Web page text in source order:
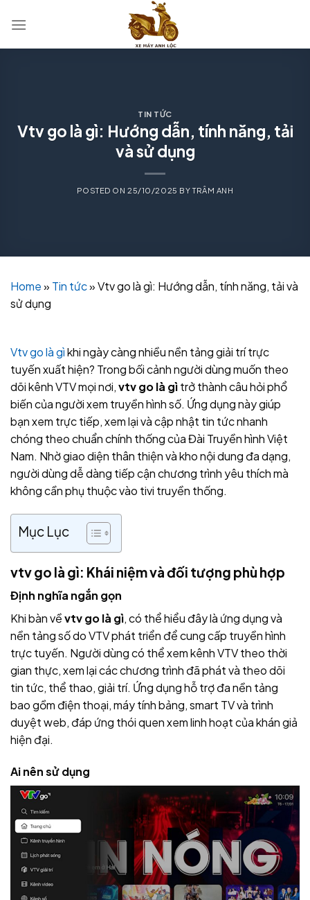
TIN TỨC
Vtv go là gì: Hướng dẫn, tính năng, tải
và sử dụng
POSTED ON25/10/2025 BYTRÂM ANH
Home» Tin tức»Vtv go là gì: Hướng dẫn, tính năng, tải và
sử dụng
Vtv go là gìkhi ngày càng nhiều nền tảng giải trí trực
tuyến xuất hiện? Trong bối cảnh người dùng muốn theo
dõi kênh VTV mọi nơi,vtv go là gìtrở thành câu hỏi phổ
biến của người xem truyền hình số. Ứng dụng này giúp
bạn xem trực tiếp, xem lại và cập nhật tin tức nhanh
chóng theo chuẩn chính thống của Đài Truyền hình Việt
Nam. Nhờ giao diện thân thiện và kho nội dung đa dạng,
người dùng dễ dàng tiếp cận chương trình yêu thích mà
không cần phụ thuộc vào tivi truyền thống.
Mục Lục
vtv go là gì: Khái niệm và đối tượng phù hợp
Định nghĩa ngắn gọn
Khi bàn vềvtv go là gì, có thể hiểu đây là ứng dụng và
nền tảng số do VTV phát triển để cung cấp truyền hình
trực tuyến. Người dùng có thể xem kênh VTV theo thời
gian thực, xem lại các chương trình đã phát và theo dõi
tin tức, thể thao, giải trí. Ứng dụng hỗ trợ đa nền tảng
bao gồm điện thoại, máy tính bảng, smart TV và trình
duyệt web, đáp ứng thói quen xem linh hoạt của khán giả
hiện đại.
Ai nên sử dụng